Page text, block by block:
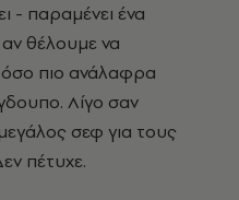
- παραμένει ένα
θέλουμε να
πιο ανάλαφρα
Λίγο σαν
σεφ για τους
πέτυχε.